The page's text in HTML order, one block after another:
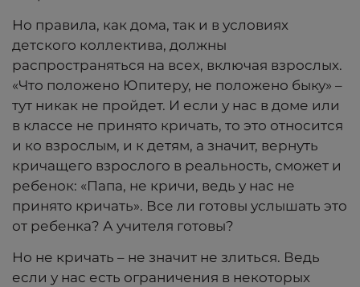
Но правила, как дома, так и в условиях
детского коллектива, должны
распространяться на всех, включая взрослых.
«Что положено Юпитеру, не положено быку» –
тут никак не пройдет. И если у нас в доме или
в классе не принято кричать, то это относится
и ко взрослым, и к детям, а значит, вернуть
кричащего взрослого в реальность, сможет и
ребенок: «Папа, не кричи, ведь у нас не
принято кричать». Все ли готовы услышать это
от ребенка? А учителя готовы?
Но не кричать – не значит не злиться. Ведь
если у нас есть ограничения в некоторых